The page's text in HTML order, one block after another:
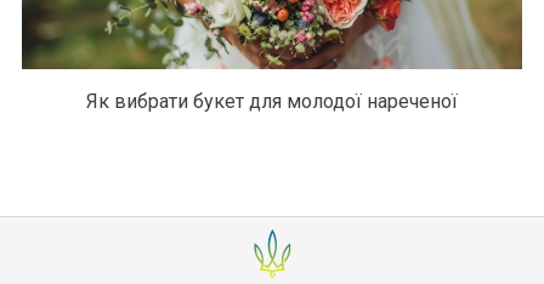
Як вибрати букет для молодої нареченої